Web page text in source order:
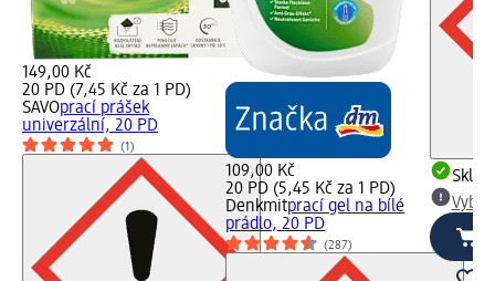
149,00 Kč
20 PD (7,45 Kč za 1 PD)
SAVOprací prášek
univerzální, 20 PD
(1)
109,00 Kč
20 PD (5,45 Kč za 1 PD)
Denkmitprací gel na bílé
prádlo, 20 PD
(287)